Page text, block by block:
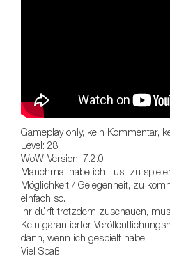
Gameplay only, kein Kommentar,
Level: 28
WoW-Version: 7.2.0
Manchmal habe ich Lust zu
Möglichkeit / Gelegenheit, zu
einfach so.
Ihr dürft trotzdem zuschauen,
Kein garantierter
dann, wenn ich gespielt habe!
Viel Spaß!